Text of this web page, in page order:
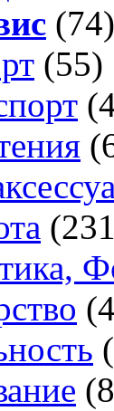
(74)
(55)